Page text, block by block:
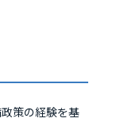
策の経験を基